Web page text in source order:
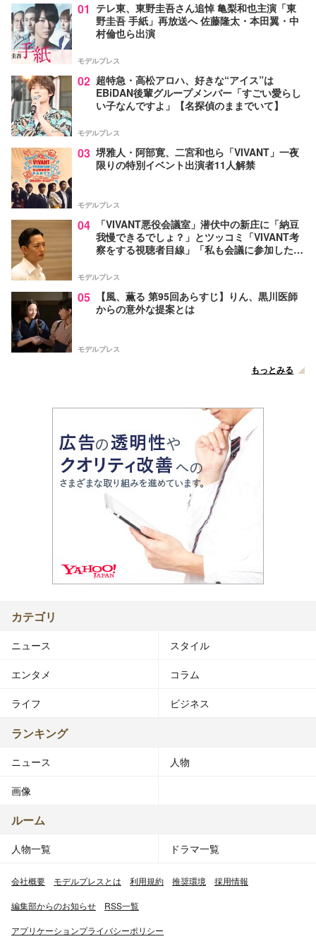
01 テレ東、東野圭吾さん追悼 亀梨和也主演「東
野圭吾 手紙」再放送へ 佐藤隆太・本田翼・中
村倫也ら出演
モデルプレス
02 超特急・高松アロハ、好きな“アイス”は
EBiDAN後輩グループメンバー「すごい愛らし
い子なんですよ」【名探偵のままでいて】
モデルプレス
03 堺雅人・阿部寛、二宮和也ら「VIVANT」一夜
限りの特別イベント出演者11人解禁
モデルプレス
04
「VIVANT悪役会議室」潜伏中の新庄に「納豆
我慢できるでしょ？」とツッコミ「VIVANT考
察をする視聴者目線」「私も会議に参加した
モデルプレス
05
【風、薫る 第95回あらすじ】りん、黒川医師
からの意外な提案とは
モデルプレス
もっとみる
カテゴリ
ニュース スタイル
エンタメ コラム
ライフ ビジネス
ランキング
ニュース 人物
画像
ルーム
人物一覧 ドラマ一覧
会社概要 モデルプレスとは 利用規約 推奨環境 採用情報
編集部からのお知らせ RSS一覧
アプリケーションプライバシーポリシー